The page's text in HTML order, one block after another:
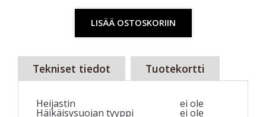
LISÄÄ OSTOSKORIIN
Tekniset tiedot Tuotekortti
Heijastin ei ole
Häikäisysuojan tyyppi ei ole